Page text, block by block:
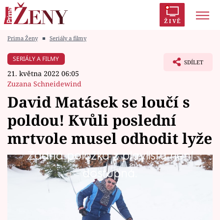
ŽIVĚ
Módní alarm
Témata
Celebrity
Vztahy
Prima Ženy ■ Seriály a filmy
SERIÁLY A FILMY
21. května 2022 06:05
Zuzana Schneidewind
SDÍLET
David Matásek se loučí s
poldou! Kvůli poslední
mrtvole musel odhodit lyže
Žádná položka z playlistu není
dostupná.
Vyšetřování poslední vraždy připomíná návrat
do devadesátek. Tedy alespoň v podání poldy
Michala Břízy, kterému na celých pět sezón
vdechl život herec David Matásek. Ono